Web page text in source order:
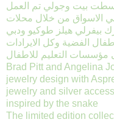
بيت وجولي تم العمل
الاسواق من خلال محلات
بيفرلي هيلز طوكيو ودبي
لملعقة الاطفال الفضية وكل الايرادات
مؤسسات التعليم للاطفال
Brad Pitt and Angelina
jewelry design with
jewelry and silver
inspired by the snake
The limited edition